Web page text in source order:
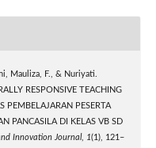
Mauliza, F., & Nuriyati.
RESPONSIVE TEACHING
PEMBELAJARAN PESERTA
PANCASILA DI KELAS VB SD
Innovation Journal, 1(1), 121–